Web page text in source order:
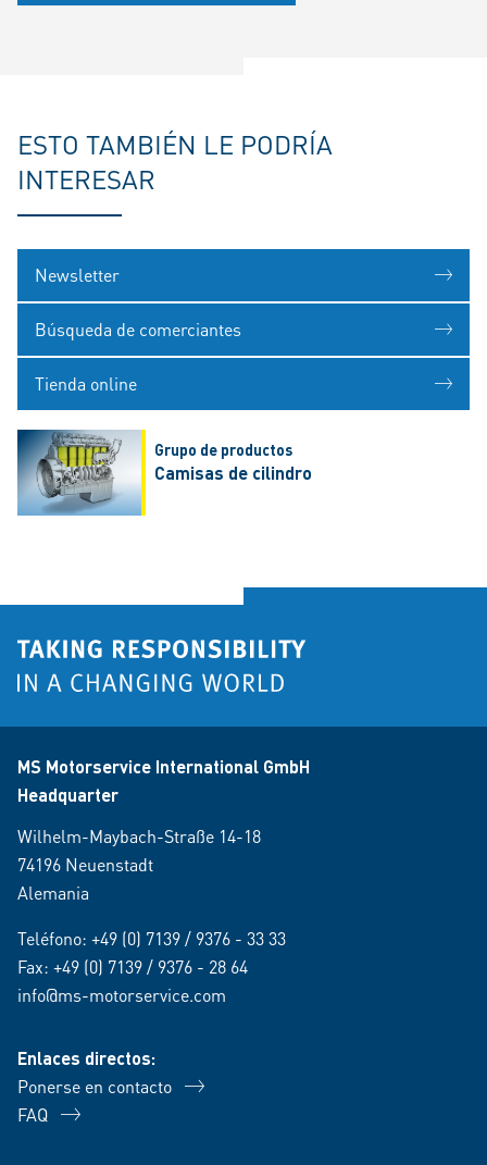
ESTO TAMBIÉN LE PODRÍA
INTERESAR
Newsletter
Búsqueda de comerciantes
Tienda online
Grupo de productos
Camisas de cilindro
MS Motorservice International GmbH
Headquarter
Wilhelm-Maybach-Straße 14-18
74196 Neuenstadt
Alemania
Teléfono: +49 (0) 7139 / 9376 - 33 33
Fax: +49 (0) 7139 / 9376 - 28 64
info@ms-motorservice.com
Enlaces directos:
Ponerse en contacto
FAQ